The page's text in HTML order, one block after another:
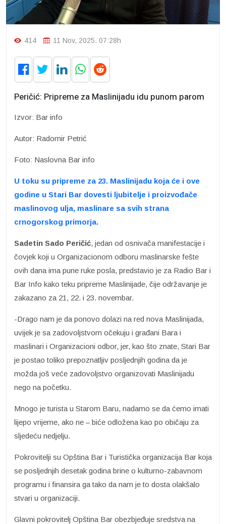
414 11 Nov, 2025. 07:28h
Peričić: Pripreme za Maslinijadu idu punom parom
Izvor: Bar info
Autor: Radomir Petrić
Foto: Naslovna Bar info
U toku su pripreme za 23. Maslinijadu koja će i ove
godine u Stari Bar dovesti ljubitelje i proizvođače
maslinovog ulja, maslinare sa svih strana
crnogorskog primorja.
Sadetin Sado Peričić, jedan od osnivača manifestacije i
čovjek koji u Organizacionom odboru maslinarske fešte
ovih dana ima pune ruke posla, predstavio je za Radio Bar i
Bar Info kako teku pripreme Maslinijade, čije održavanje je
zakazano za 21, 22. i 23. novembar.
-Drago nam je da ponovo dolazi na red nova Maslinijada,
uvijek je sa zadovoljstvom očekuju i građani Bara i
maslinari i Organizacioni odbor, jer, kao što znate, Stari Bar
je postao toliko prepoznatljiv posljednjih godina da je
možda još veće zadovoljstvo organizovati Maslinijadu
nego na početku.
Mnogo je turista u Starom Baru, nadamo se da ćemo imati
lijepo vrijeme, ako ne – biće odložena kao po običaju za
sljedeću nedjelju.
Pokrovitelji su Opština Bar i Turistička organizacija Bar koja
se posljednjih desetak godina brine o kulturno-zabavnom
programu i finansira ga tako da nam je to dosta olakšalo
stvari u organizaciji.
Glavni pokrovitelj Opština Bar obezbjeđuje sredstva na